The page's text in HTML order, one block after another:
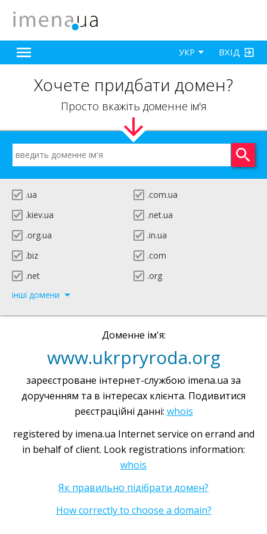
ВХІД
УКР
Хочете придбати домен?
Просто вкажіть доменне ім'я
.ua
.com.ua
.kiev.ua
.net.ua
.org.ua
.in.ua
.biz
.com
.net
.org
інші домени
Доменне ім'я:
www.ukrpryroda.org
зареєстроване інтернет-службою imena.ua за
дорученням та в інтересах клієнта. Подивитися
реєстраційні данні: whois
registered by imena.ua Internet service on errand and
in behalf of client. Look registrations information:
whois
Як правильно підібрати домен?
How correctly to choose a domain?